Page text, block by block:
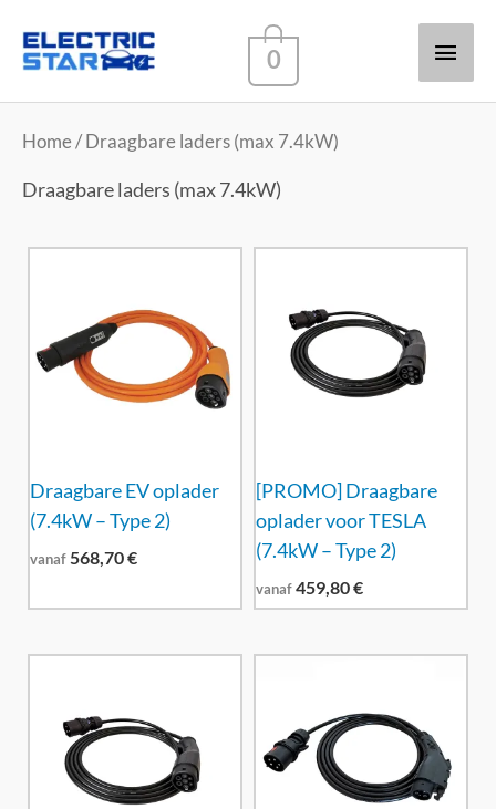
0
Home/ Draagbare laders (max 7.4kW)
Draagbare laders (max 7.4kW)
Draagbare EV oplader
(7.4kW – Type 2)
vanaf568,70€
[PROMO] Draagbare
oplader voor TESLA
(7.4kW – Type 2)
vanaf459,80€